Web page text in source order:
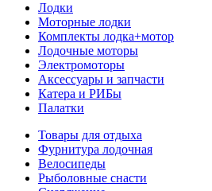
Лодки
Моторные лодки
Комплекты лодка+мотор
Лодочные моторы
Электромоторы
Аксессуары и запчасти
Катера и РИБы
Палатки
Товары для отдыха
Фурнитура лодочная
Велосипеды
Рыболовные снасти